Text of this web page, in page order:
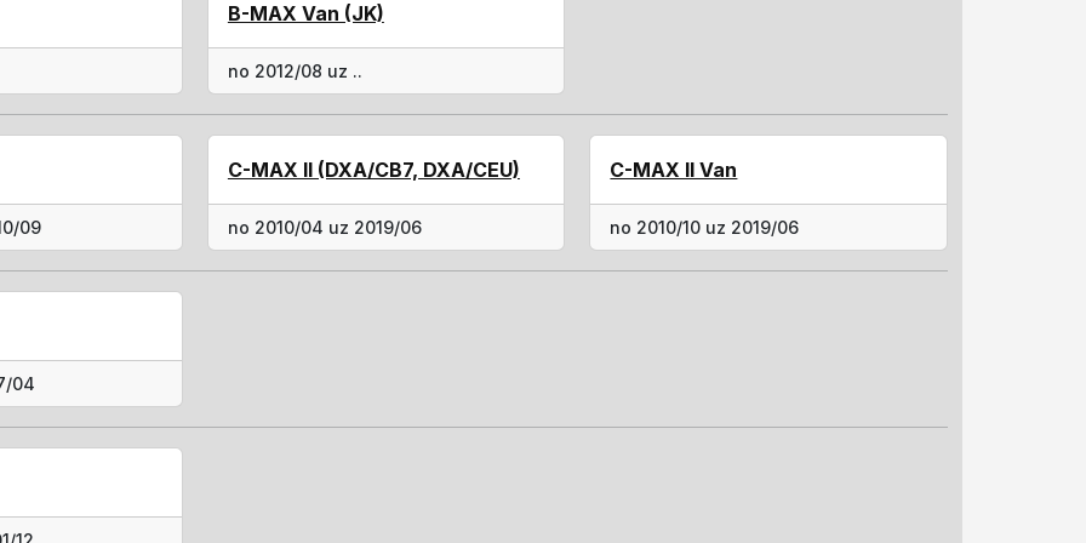
B-MAX Van (JK)
no 2012/08 uz ..
09
C-MAX II (DXA/CB7, DXA/CEU)
no 2010/04 uz 2019/06
C-MAX II Van
no 2010/10 uz 2019/06
04